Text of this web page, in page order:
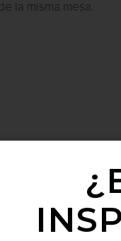
la misma mesa.